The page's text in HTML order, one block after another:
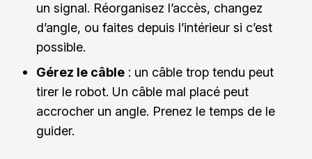
un signal. Réorganisez l’accès, changez
d’angle, ou faites depuis l’intérieur si c’est
possible.
Gérez le câble : un câble trop tendu peut
tirer le robot. Un câble mal placé peut
accrocher un angle. Prenez le temps de le
guider.